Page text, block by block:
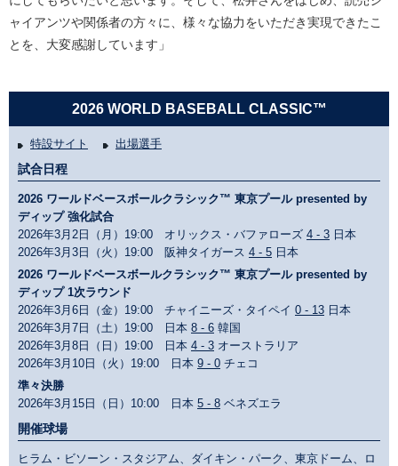
ャイアンツや関係者の方々に、様々な協力をいただき実現できたこ
とを、大変感謝しています」
2026 WORLD BASEBALL CLASSIC™
特設サイト 出場選手
試合日程
2026 ワールドベースボールクラシック™ 東京プール presented by
ディップ 強化試合
2026年3月2日（月）19:00 オリックス・バファローズ 4 - 3 日本
2026年3月3日（火）19:00 阪神タイガース 4 - 5 日本
2026 ワールドベースボールクラシック™ 東京プール presented by
ディップ 1次ラウンド
2026年3月6日（金）19:00 チャイニーズ・タイペイ 0 - 13 日本
2026年3月7日（土）19:00 日本 8 - 6 韓国
2026年3月8日（日）19:00 日本 4 - 3 オーストラリア
2026年3月10日（火）19:00 日本 9 - 0 チェコ
準々決勝
2026年3月15日（日）10:00 日本 5 - 8 ベネズエラ
開催球場
ヒラム・ビソーン・スタジアム、ダイキン・パーク、東京ドーム、ロ